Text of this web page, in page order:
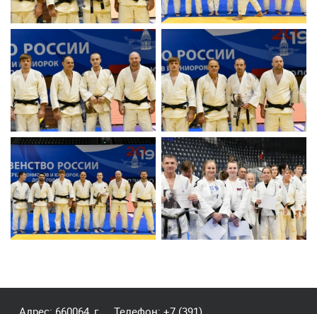
Адрес: 660064, г. Телефон:+7 (391)